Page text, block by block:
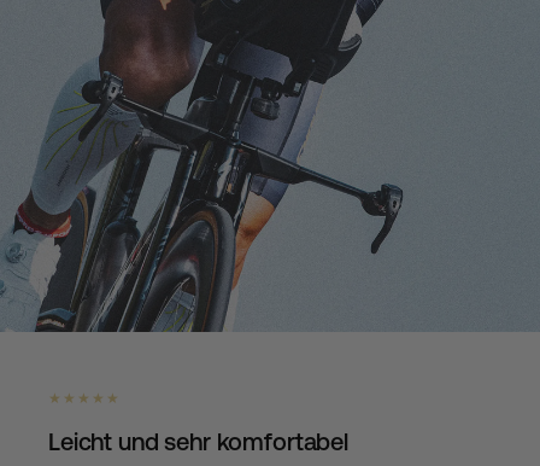
★ ★ ★ ★ ★
Leicht und sehr komfortabel